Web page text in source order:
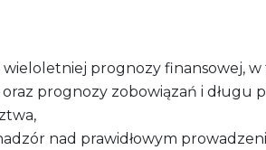
prognozy finansowej,
prognozy zobowiązań i długu
nad prawidłowym